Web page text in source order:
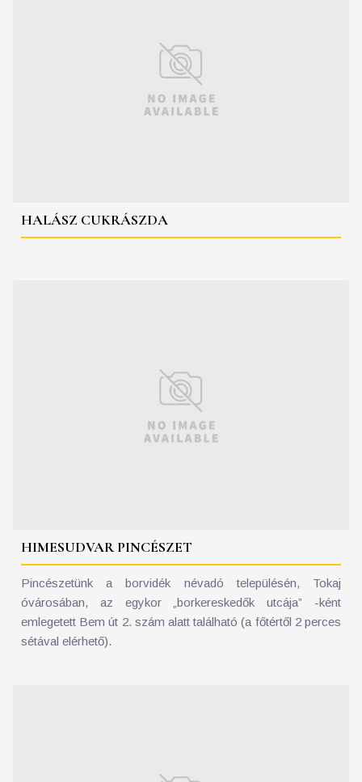
HALÁSZ CUKRÁSZDA
HIMESUDVAR PINCÉSZET
Pincészetünk a borvidék névadó településén, Tokaj
óvárosában, az egykor „borkereskedők utcája” -ként
emlegetett Bem út 2. szám alatt található (a főtértől 2 perces
sétával elérhető).